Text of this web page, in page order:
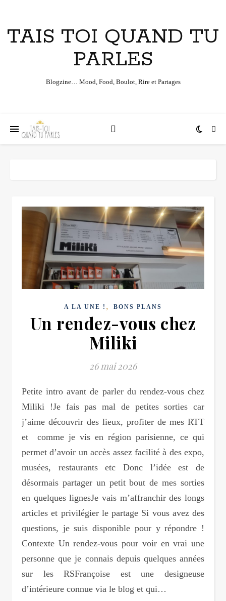
TAIS TOI QUAND TU
PARLES
Blogzine… Mood, Food, Boulot, Rire et Partages
A LA UNE ! , BONS PLANS
Un rendez-vous chez
Miliki
26 mai 2026
Petite intro avant de parler du rendez-vous chez
Miliki !Je fais pas mal de petites sorties car
j’aime découvrir des lieux, profiter de mes RTT
et comme je vis en région parisienne, ce qui
permet d’avoir un accès assez facilité à des expo,
musées, restaurants etc Donc l’idée est de
désormais partager un petit bout de mes sorties
en quelques lignesJe vais m’affranchir des longs
articles et privilégier le partage Si vous avez des
questions, je suis disponible pour y répondre !
Contexte Un rendez-vous pour voir en vrai une
personne que je connais depuis quelques années
sur les RSFrançoise est une designeuse
d’intérieure connue via le blog et qui…